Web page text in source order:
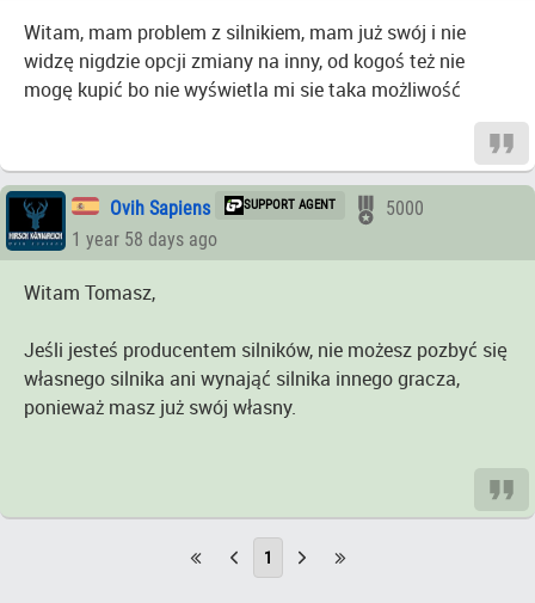
Witam, mam problem z silnikiem, mam już swój i nie
widzę nigdzie opcji zmiany na inny, od kogoś też nie
mogę kupić bo nie wyświetla mi sie taka możliwość
Ovih Sapiens SUPPORT AGENT
5000
1 year 58 days ago
Witam Tomasz,
Jeśli jesteś producentem silników, nie możesz pozbyć się
własnego silnika ani wynająć silnika innego gracza,
ponieważ masz już swój własny.
1